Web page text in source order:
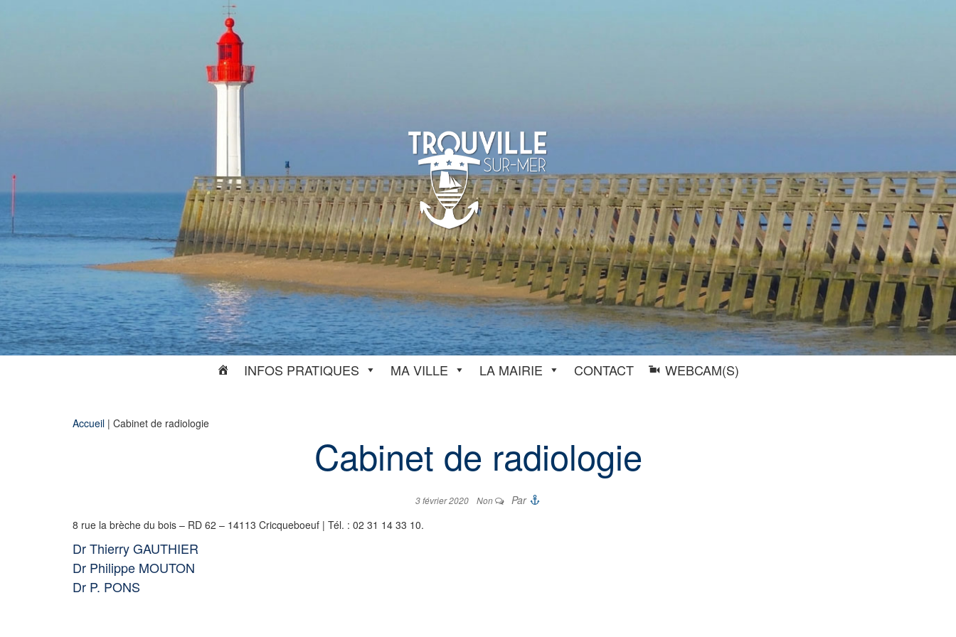
TROUVILLE-SUR-MER
INFOS PRATIQUES MA VILLE LA MAIRIE CONTACT WEBCAM(S)
Accueil | Cabinet de radiologie
Cabinet de radiologie
3 février 2020 Non
Par
8 rue la brèche du bois – RD 62 – 14113 Cricqueboeuf | Tél. : 02 31 14 33 10.
Dr Thierry GAUTHIER
Dr Philippe MOUTON
Dr P. PONS